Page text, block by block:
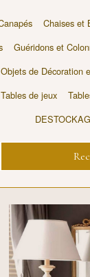
Chaises et
Guéridons et
Objets de Décoration
Tables de jeux